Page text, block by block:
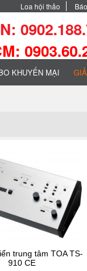
Loa hội thảo
KHUYẾN MẠI
trung tâm TOA TS-
910 CE